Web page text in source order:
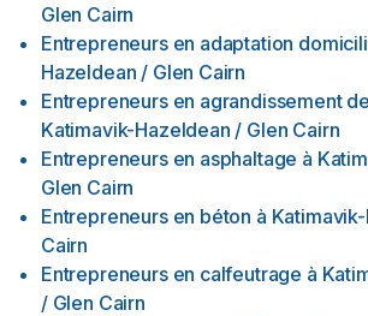
Glen Cairn
Entrepreneurs en adaptation
Hazeldean / Glen Cairn
Entrepreneurs en agrandissement
Katimavik-Hazeldean / Glen Cairn
Entrepreneurs en asphaltage à
Glen Cairn
Entrepreneurs en béton à
Cairn
Entrepreneurs en calfeutrage à
/ Glen Cairn